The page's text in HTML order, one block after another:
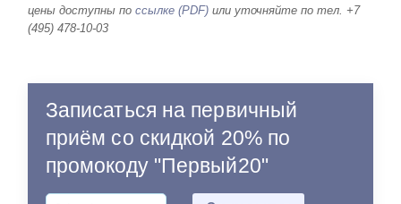
цены доступны по ссылке (PDF)или уточняйте по тел. +7
(495) 478-10-03
Записаться на первичный
приём со скидкой 20% по
промокоду "Первый20"